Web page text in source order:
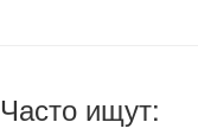
Часто ищут: